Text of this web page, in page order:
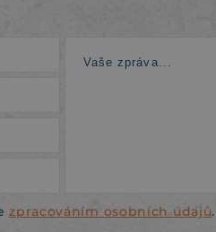
zpracováním osobních údajů.